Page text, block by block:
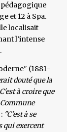
pédagogique
et 12 à Spa.
localisait
l’intense
(1881-
douté que la
à croire que
"C'est à se
qui exercent